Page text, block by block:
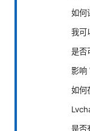
如何
我可
是否
影响
如何
是否